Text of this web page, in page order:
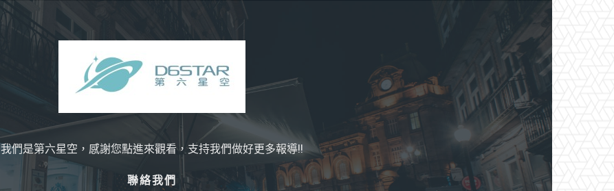
我們是第六星空，感謝您點進來觀看，支持我們做好更多報導!!
聯絡我們